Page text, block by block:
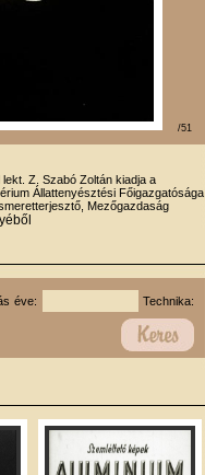
/51
Z. Szabó Zoltán kiadja a
Állattenyésztési Főigazgatósága
Mezőgazdaság
éve: Technika: